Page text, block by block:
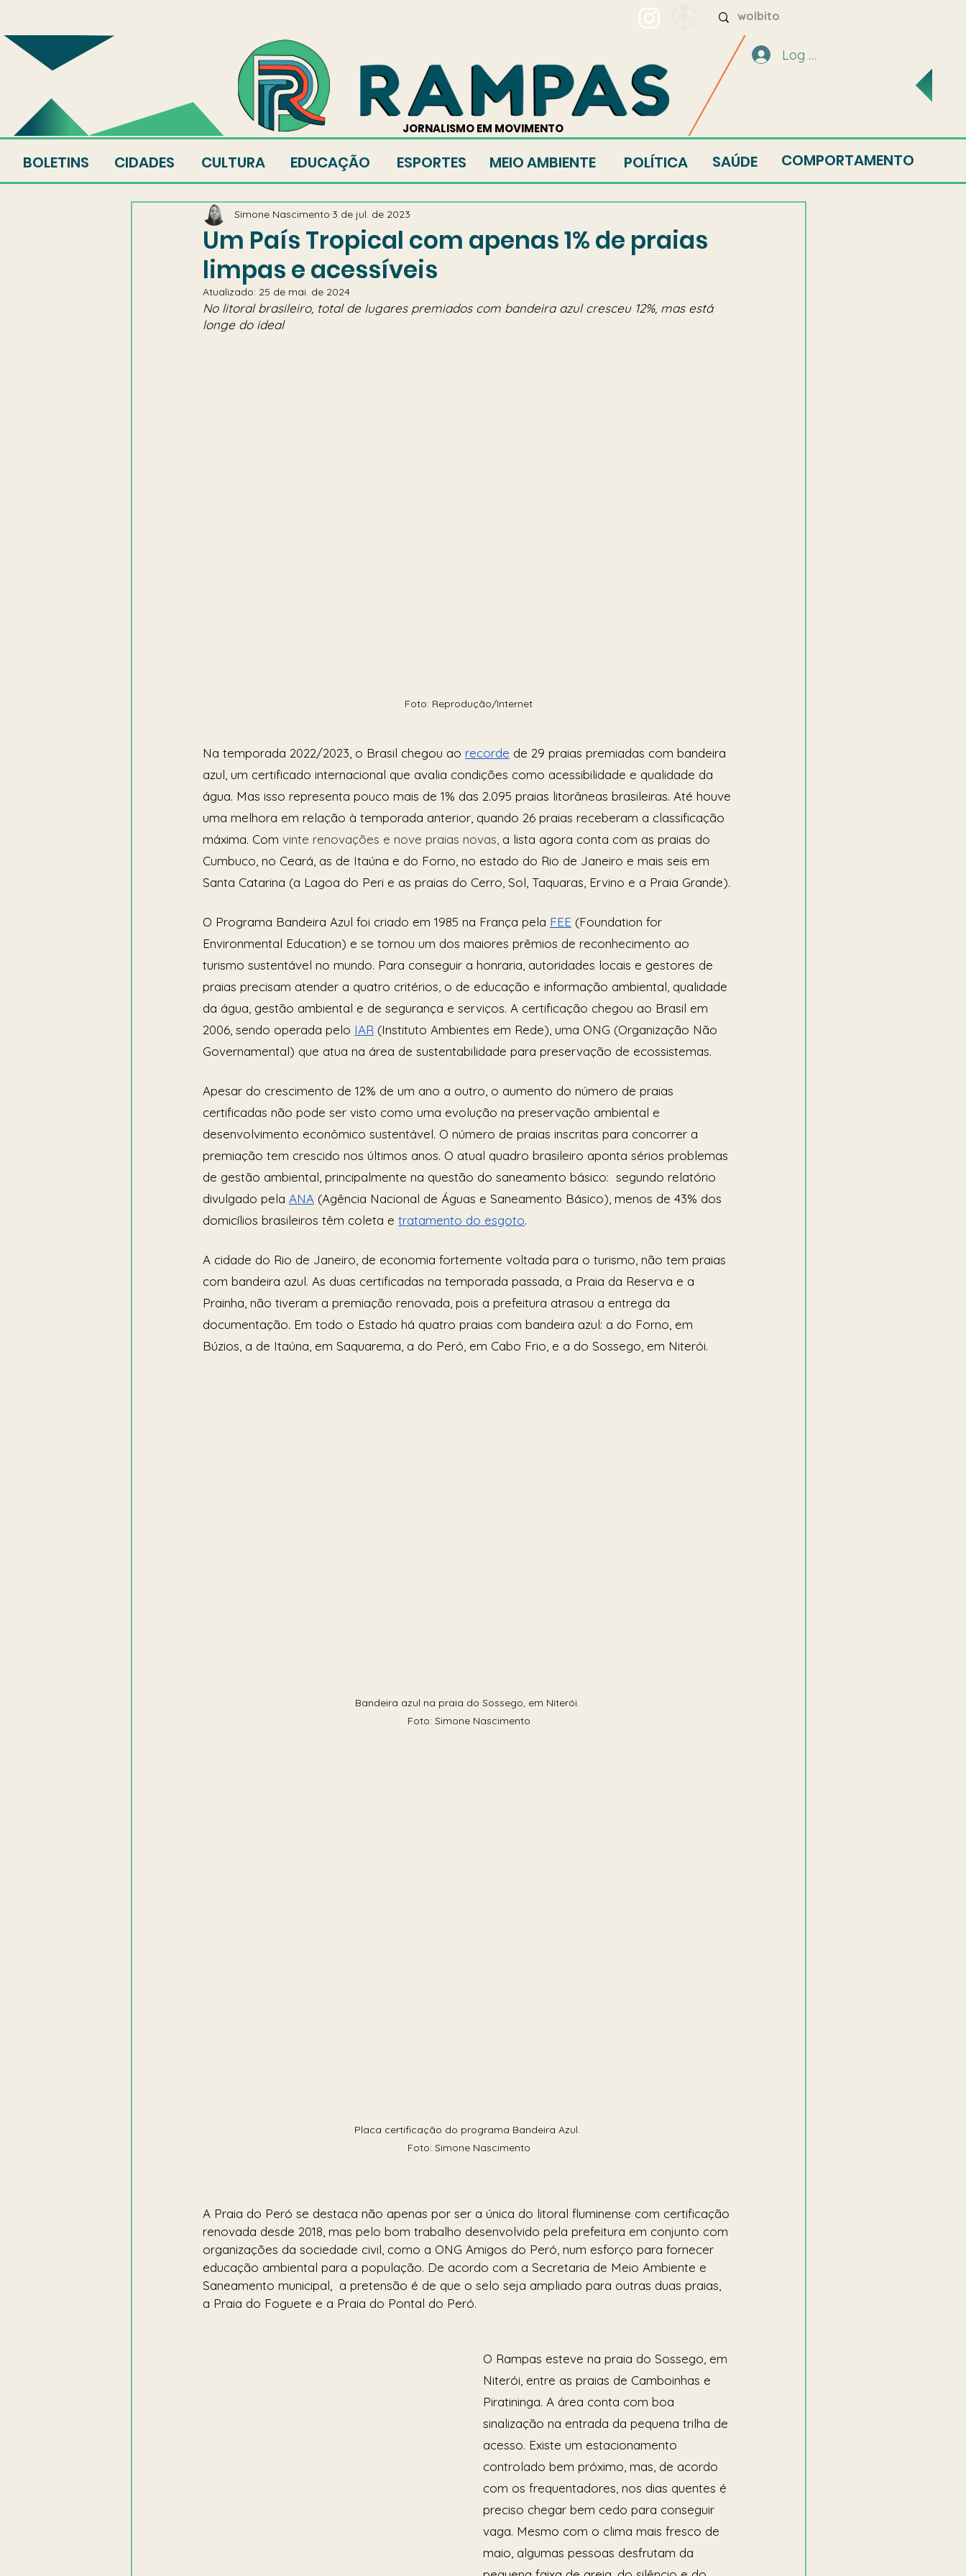
JORNALISMO EM MOVIMENTO
Log In
CIDADES CULTURA
BOLETINS ESPORTES MEIO AMBIENTE
EDUCAÇÃO POLÍTICA SAÚDE COMPORTAMENTO
Um País Tropical com apenas 1% de praias
limpas e acessíveis
Simone Nascimento 3 de jul. de 2023
Atualizado: 25 de mai. de 2024
No litoral brasileiro, total de lugares premiados com bandeira azul cresceu 12%, mas está
longe do ideal
Foto: Reprodução/Internet
Na temporada 2022/2023, o Brasil chegou ao recorde de 29 praias premiadas com bandeira
azul, um certificado internacional que avalia condições como acessibilidade e qualidade da
água. Mas isso representa pouco mais de 1% das 2.095 praias litorâneas brasileiras. Até houve
uma melhora em relação à temporada anterior, quando 26 praias receberam a classificação
máxima. Com vinte renovações e nove praias novas, a lista agora conta com as praias do
Cumbuco, no Ceará, as de Itaúna e do Forno, no estado do Rio de Janeiro e mais seis em
Santa Catarina (a Lagoa do Peri e as praias do Cerro, Sol, Taquaras, Ervino e a Praia Grande).
O Programa Bandeira Azul foi criado em 1985 na França pela FEE (Foundation for
Environmental Education) e se tornou um dos maiores prêmios de reconhecimento ao
turismo sustentável no mundo. Para conseguir a honraria, autoridades locais e gestores de
praias precisam atender a quatro critérios, o de educação e informação ambiental, qualidade
da água, gestão ambiental e de segurança e serviços. A certificação chegou ao Brasil em
2006, sendo operada pelo IAR (Instituto Ambientes em Rede), uma ONG (Organização Não
Governamental) que atua na área de sustentabilidade para preservação de ecossistemas.
Apesar do crescimento de 12% de um ano a outro, o aumento do número de praias
certificadas não pode ser visto como uma evolução na preservação ambiental e
desenvolvimento econômico sustentável. O número de praias inscritas para concorrer a
premiação tem crescido nos últimos anos. O atual quadro brasileiro aponta sérios problemas
de gestão ambiental, principalmente na questão do saneamento básico:  segundo relatório
divulgado pela ANA (Agência Nacional de Águas e Saneamento Básico), menos de 43% dos
domicílios brasileiros têm coleta e tratamento do esgoto.
A cidade do Rio de Janeiro, de economia fortemente voltada para o turismo, não tem praias
com bandeira azul. As duas certificadas na temporada passada, a Praia da Reserva e a
Prainha, não tiveram a premiação renovada, pois a prefeitura atrasou a entrega da
documentação. Em todo o Estado há quatro praias com bandeira azul: a do Forno, em
Búzios, a de Itaúna, em Saquarema, a do Peró, em Cabo Frio, e a do Sossego, em Niterói.
Bandeira azul na praia do Sossego, em Niterói.
Foto: Simone Nascimento
Placa certificação do programa Bandeira Azul.
Foto: Simone Nascimento
A Praia do Peró se destaca não apenas por ser a única do litoral fluminense com certificação
renovada desde 2018, mas pelo bom trabalho desenvolvido pela prefeitura em conjunto com
organizações da sociedade civil, como a ONG Amigos do Peró, num esforço para fornecer
educação ambiental para a população. De acordo com a Secretaria de Meio Ambiente e
Saneamento municipal,  a pretensão é de que o selo seja ampliado para outras duas praias,
a Praia do Foguete e a Praia do Pontal do Peró.
O Rampas esteve na praia do Sossego, em
Niterói, entre as praias de Camboinhas e
Piratininga. A área conta com boa
sinalização na entrada da pequena trilha de
acesso. Existe um estacionamento
controlado bem próximo, mas, de acordo
com os frequentadores, nos dias quentes é
preciso chegar bem cedo para conseguir
vaga. Mesmo com o clima mais fresco de
maio, algumas pessoas desfrutam da